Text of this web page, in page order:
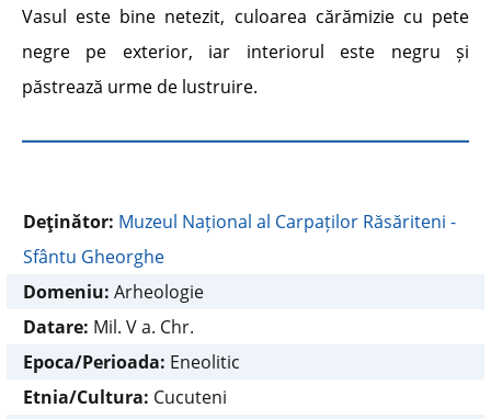
Vasul este bine netezit, culoarea cărămizie cu pete
negre pe exterior, iar interiorul este negru și
păstrează urme de lustruire.
Deţinător: Muzeul Național al Carpaților Răsăriteni -
Sfântu Gheorghe
Domeniu: Arheologie
Datare: Mil. V a. Chr.
Epoca/Perioada: Eneolitic
Etnia/Cultura: Cucuteni